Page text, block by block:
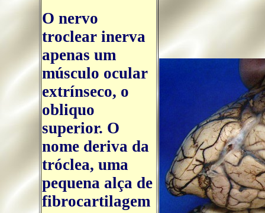
O nervo
troclear inerva
apenas um
músculo ocular
extrínseco, o
obliquo
superior. O
nome deriva da
tróclea, uma
pequena alça de
fibrocartilagem